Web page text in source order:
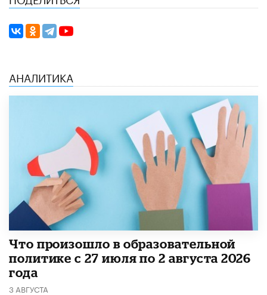
АНАЛИТИКА
​Что произошло в образовательной
политике с 27 июля по 2 августа 2026
года
3 АВГУСТА